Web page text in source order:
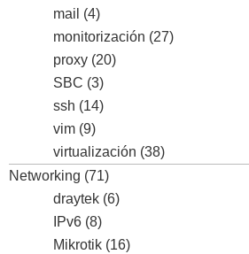
mail (4)
monitorización (27)
proxy (20)
SBC (3)
ssh (14)
vim (9)
virtualización (38)
Networking (71)
draytek (6)
IPv6 (8)
Mikrotik (16)